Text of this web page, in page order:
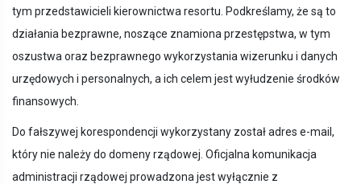
tym przedstawicieli kierownictwa resortu. Podkreślamy, że są to
działania bezprawne, noszące znamiona przestępstwa, w tym
oszustwa oraz bezprawnego wykorzystania wizerunku i danych
urzędowych i personalnych, a ich celem jest wyłudzenie środków
finansowych.
Do fałszywej korespondencji wykorzystany został adres e-mail,
który nie należy do domeny rządowej. Oficjalna komunikacja
administracji rządowej prowadzona jest wyłącznie z